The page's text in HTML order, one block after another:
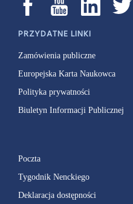
PRZYDATNE LINKI
Zamówienia publiczne
Europejska Karta Naukowca
Polityka prywatności
Biuletyn Informacji Publicznej
Poczta
Tygodnik Nenckiego
Deklaracja dostępności